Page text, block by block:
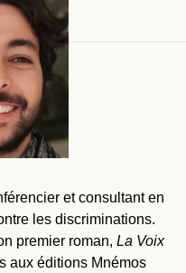
et consultant en
les discriminations.
premier roman, La Voix
aux éditions Mnémos